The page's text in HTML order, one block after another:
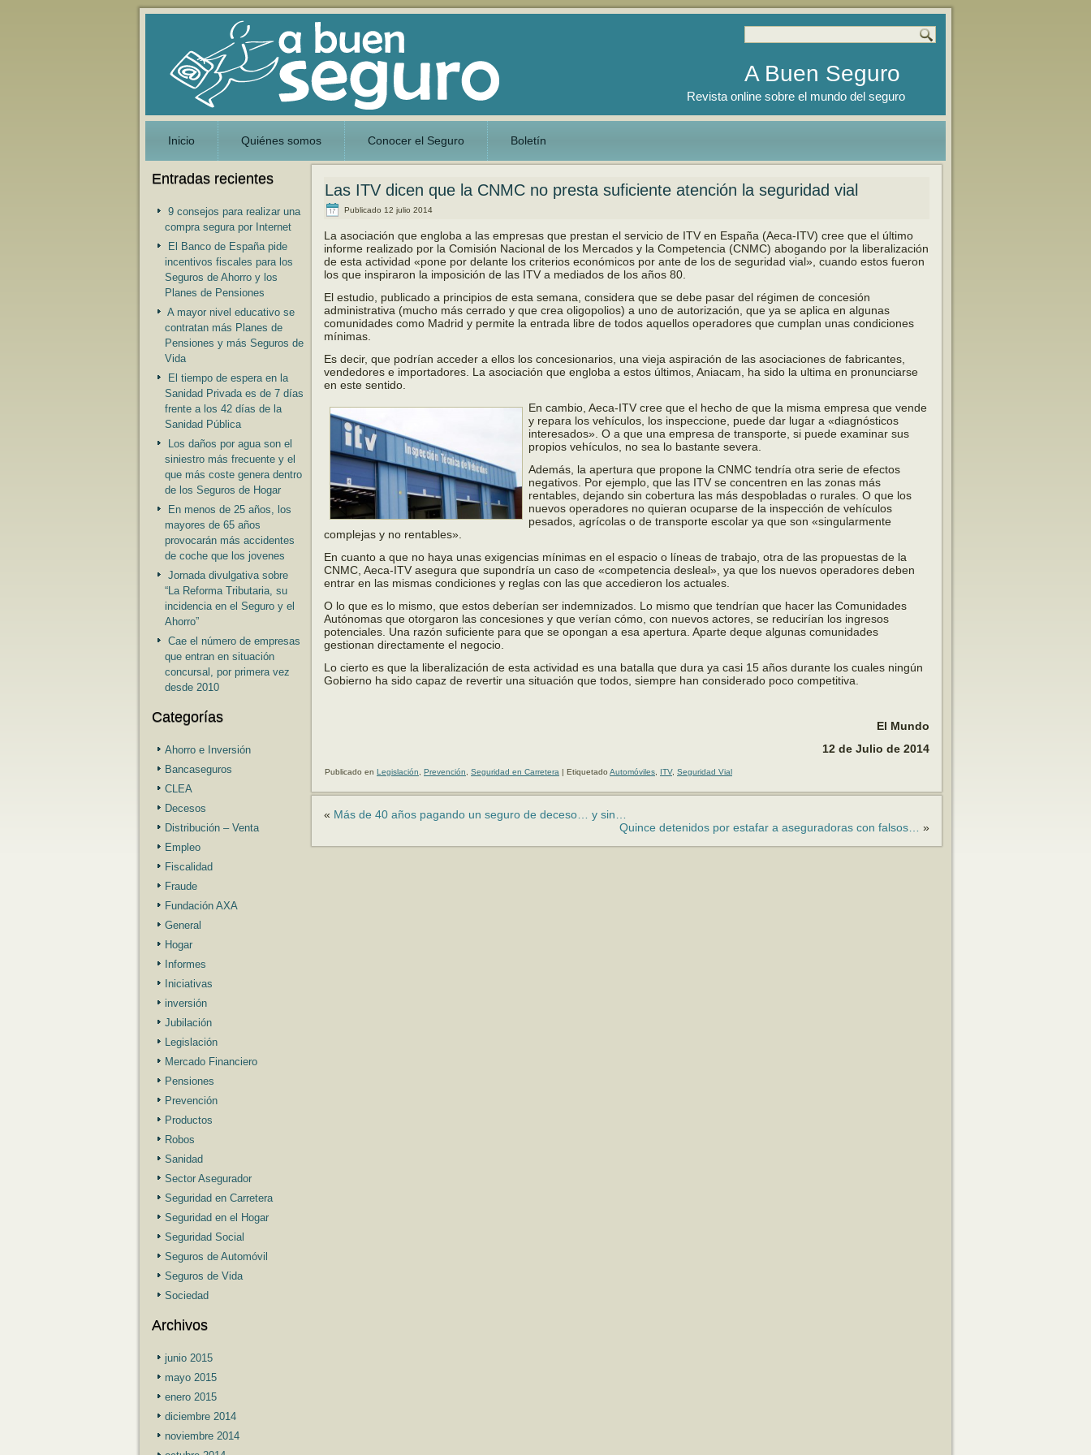
A Buen Seguro
Revista online sobre el mundo del seguro
Inicio Quiénes somos Conocer el Seguro Boletín
Entradas recientes
9 consejos para realizar una
compra segura por Internet
El Banco de España pide
incentivos fiscales para los
Seguros de Ahorro y los
Planes de Pensiones
A mayor nivel educativo se
contratan más Planes de
Pensiones y más Seguros de
Vida
El tiempo de espera en la
Sanidad Privada es de 7 días
frente a los 42 días de la
Sanidad Pública
Los daños por agua son el
siniestro más frecuente y el
que más coste genera dentro
de los Seguros de Hogar
En menos de 25 años, los
mayores de 65 años
provocarán más accidentes
de coche que los jovenes
Jornada divulgativa sobre
“La Reforma Tributaria, su
incidencia en el Seguro y el
Ahorro”
Cae el número de empresas
que entran en situación
concursal, por primera vez
desde 2010
Categorías
Ahorro e Inversión
Bancaseguros
CLEA
Decesos
Distribución – Venta
Empleo
Fiscalidad
Fraude
Fundación AXA
General
Hogar
Informes
Iniciativas
inversión
Jubilación
Legislación
Mercado Financiero
Pensiones
Prevención
Productos
Robos
Sanidad
Sector Asegurador
Seguridad en Carretera
Seguridad en el Hogar
Seguridad Social
Seguros de Automóvil
Seguros de Vida
Sociedad
Archivos
junio 2015
mayo 2015
enero 2015
diciembre 2014
noviembre 2014
Las ITV dicen que la CNMC no presta suficiente atención la seguridad vial
Publicado 12 julio 2014
La asociación que engloba a las empresas que prestan el servicio de ITV en España (Aeca-ITV) cree que el último
informe realizado por la Comisión Nacional de los Mercados y la Competencia (CNMC) abogando por la liberalización
de esta actividad «pone por delante los criterios económicos por ante de los de seguridad vial», cuando estos fueron
los que inspiraron la imposición de las ITV a mediados de los años 80.
El estudio, publicado a principios de esta semana, considera que se debe pasar del régimen de concesión
administrativa (mucho más cerrado y que crea oligopolios) a uno de autorización, que ya se aplica en algunas
comunidades como Madrid y permite la entrada libre de todos aquellos operadores que cumplan unas condiciones
mínimas.
Es decir, que podrían acceder a ellos los concesionarios, una vieja aspiración de las asociaciones de fabricantes,
vendedores e importadores. La asociación que engloba a estos últimos, Aniacam, ha sido la ultima en pronunciarse
en este sentido.
En cambio, Aeca-ITV cree que el hecho de que la misma empresa que vende
y repara los vehículos, los inspeccione, puede dar lugar a «diagnósticos
interesados». O a que una empresa de transporte, si puede examinar sus
propios vehículos, no sea lo bastante severa.
Además, la apertura que propone la CNMC tendría otra serie de efectos
negativos. Por ejemplo, que las ITV se concentren en las zonas más
rentables, dejando sin cobertura las más despobladas o rurales. O que los
nuevos operadores no quieran ocuparse de la inspección de vehículos
pesados, agrícolas o de transporte escolar ya que son «singularmente
complejas y no rentables».
En cuanto a que no haya unas exigencias mínimas en el espacio o líneas de trabajo, otra de las propuestas de la
CNMC, Aeca-ITV asegura que supondría un caso de «competencia desleal», ya que los nuevos operadores deben
entrar en las mismas condiciones y reglas con las que accedieron los actuales.
O lo que es lo mismo, que estos deberían ser indemnizados. Lo mismo que tendrían que hacer las Comunidades
Autónomas que otorgaron las concesiones y que verían cómo, con nuevos actores, se reducirían los ingresos
potenciales. Una razón suficiente para que se opongan a esa apertura. Aparte deque algunas comunidades
gestionan directamente el negocio.
Lo cierto es que la liberalización de esta actividad es una batalla que dura ya casi 15 años durante los cuales ningún
Gobierno ha sido capaz de revertir una situación que todos, siempre han considerado poco competitiva.
El Mundo
12 de Julio de 2014
Publicado en Legislación Prevención Seguridad en Carretera | Etiquetado Automóviles ITV, Seguridad Vial
« Más de 40 años pagando un seguro de deceso… y sin…
Quince detenidos por estafar a aseguradoras con falsos…
»